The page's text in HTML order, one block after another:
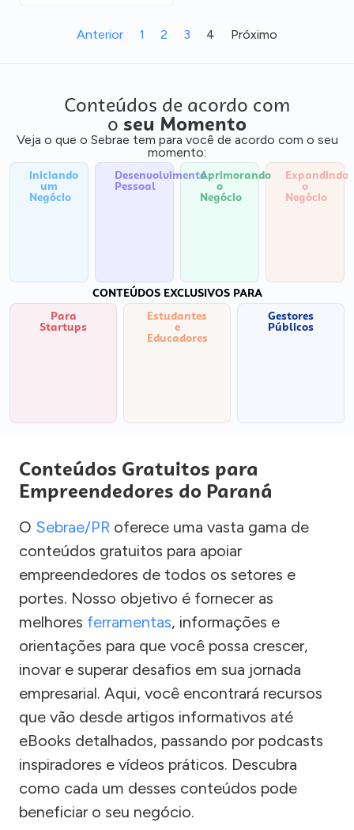
Anterior 1 2 3 4 Próximo
Conteúdos de acordo com
o seu Momento
Veja o que o Sebrae tem para você de acordo com o seu
momento:
Iniciando
um
Negócio
Desenvolvimento
Pessoal
Aprimorando
o
Negócio
Expandindo
o
Negócio
CONTEÚDOS EXCLUSIVOS PARA
Para
Startups
Estudantes
e
Educadores
Gestores
Públicos
Conteúdos Gratuitos para
Empreendedores do Paraná
O Sebrae/PR oferece uma vasta gama de
conteúdos gratuitos para apoiar
empreendedores de todos os setores e
portes. Nosso objetivo é fornecer as
melhores ferramentas, informações e
orientações para que você possa crescer,
inovar e superar desafios em sua jornada
empresarial. Aqui, você encontrará recursos
que vão desde artigos informativos até
eBooks detalhados, passando por podcasts
inspiradores e vídeos práticos. Descubra
como cada um desses conteúdos pode
beneficiar o seu negócio.